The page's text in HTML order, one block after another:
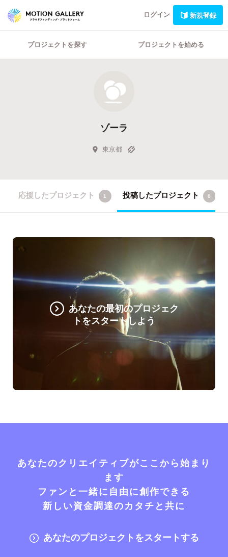
ログイン 新規登録
プロジェクトを探す プロジェクトを始める
ゾーラ
東京都
応援したプロジェクト 1 投稿したプロジェクト 0
あなたの最初のプロジェク
トをスタートしよう
あなたのクリエイティブがここから始まり
ます
ファンと一緒に自由に創作できる
新しい資金調達のカタチと共に
あなたのプロジェクトをスタートする